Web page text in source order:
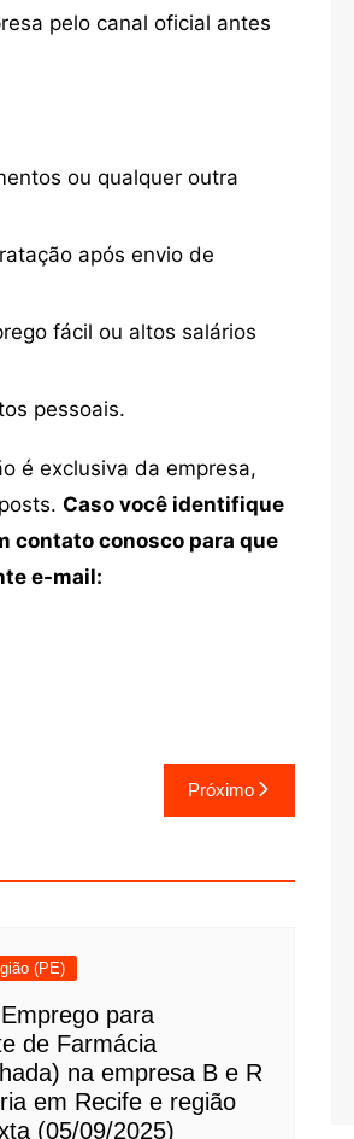
pelo canal oficial antes
ou qualquer outra
após envio de
fácil ou altos salários
pessoais.
é exclusiva da empresa,
Caso você identifique
contato conosco para que
e-mail:
Próximo
(PE)
para
de Farmácia
na empresa B e R
em Recife e região
(05/09/2025)